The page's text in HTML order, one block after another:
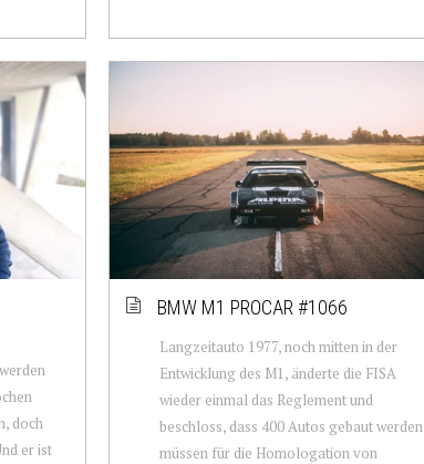
doch
er ist
BMW M1 PROCAR #1066
Langzeitauto 1977, noch mitten in der
Entwicklung des M1, änderte die FISA
wieder einmal das Reglement und
beschloss, dass 400 Autos gebaut werden
müssen für die Homologation von